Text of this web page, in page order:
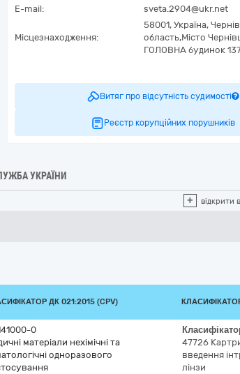
E-mail:
sveta.2904@ukr.net
Місцезнаходження:
58001, Україна,
область,Місто
ГОЛОВНА будинок
Витяг про відсутність судимості
Реєстр корупційних порушників
УКРАЇНИ
+ відкрити
ДК 021:2015 (CPV)
0
матеріали нехімічні та
одноразового
47726
введення
лінзи